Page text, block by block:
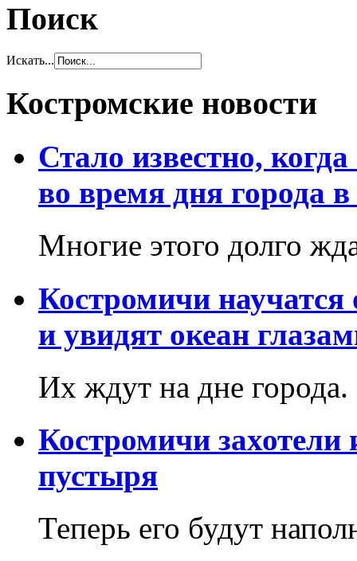
Поиск
Искать...
Костромские новости
Стало известно,
во время дня города
Многие этого долго
Костромичи научатся
и увидят океан
Их ждут на дне города.
Костромичи захотели
пустыря
Теперь его будут